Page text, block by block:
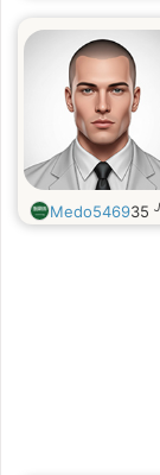
Medo546935